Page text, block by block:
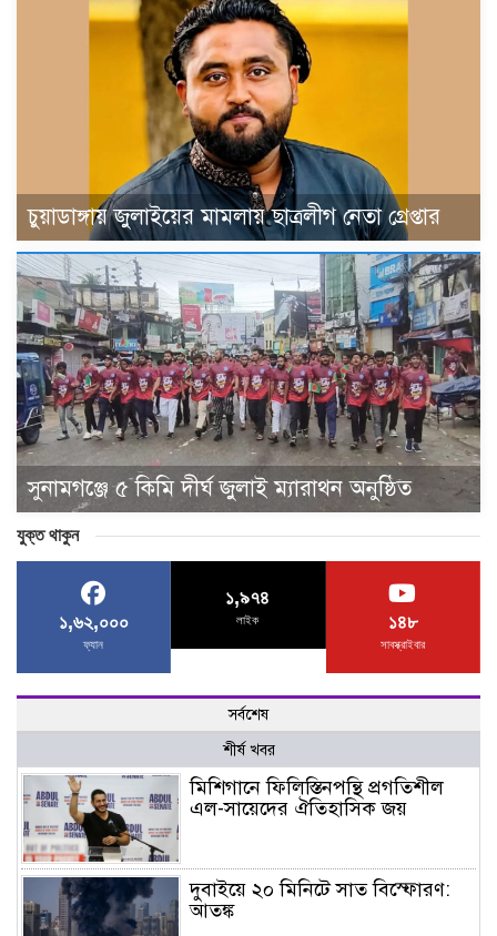
চুয়াডাঙ্গায় জুলাইয়ের মামলায় ছাত্রলীগ নেতা গ্রেপ্তার
সুনামগঞ্জে ৫ কিমি দীর্ঘ জুলাই ম্যারাথন অনুষ্ঠিত
যুক্ত থাকুন
১,৬২,০০০
ফ্যান
১,৯৭৪
লাইক ১৪৮
সাবস্ক্রাইবার
সর্বশেষ
শীর্ষ খবর
মিশিগানে ফিলিস্তিনপন্থি প্রগতিশীল
এল-সায়েদের ঐতিহাসিক জয়
দুবাইয়ে ২০ মিনিটে সাত বিস্ফোরণ:
আতঙ্ক